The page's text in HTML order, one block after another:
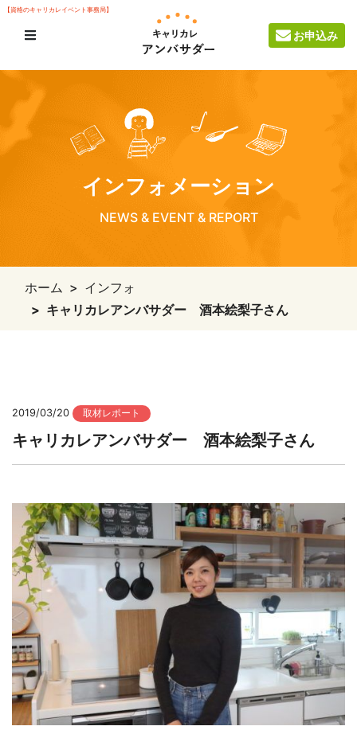
お申込み
【資格のキャリカレイベント事務局】
インフォメーション
NEWS & EVENT & REPORT
ホーム
インフォ
キャリカレアンバサダー 酒本絵梨子さん
2019/03/20 取材レポート
キャリカレアンバサダー 酒本絵梨子さん